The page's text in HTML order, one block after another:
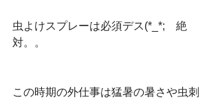
虫よけスプレーは必須デス(*_*;　絶
対。。
この時期の外仕事は猛暑の暑さや虫刺